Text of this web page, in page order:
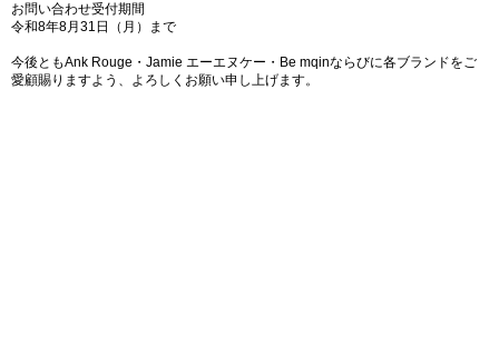
お問い合わせ受付期間
令和8年8月31日（月）まで
今後ともAnk Rouge・Jamie エーエヌケー・Be mqinならびに各ブランドをご
愛顧賜りますよう、よろしくお願い申し上げます。